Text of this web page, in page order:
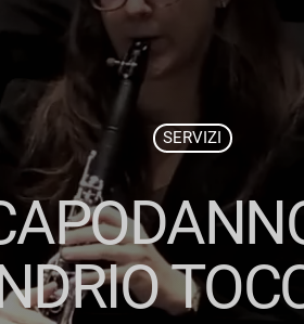
SERVIZI